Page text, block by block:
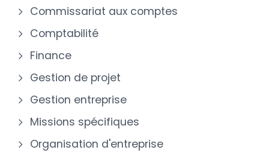
Commissariat aux comptes
Comptabilité
Finance
Gestion de projet
Gestion entreprise
Missions spécifiques
Organisation d'entreprise